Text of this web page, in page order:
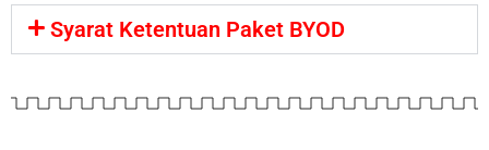
Syarat Ketentuan Paket BYOD